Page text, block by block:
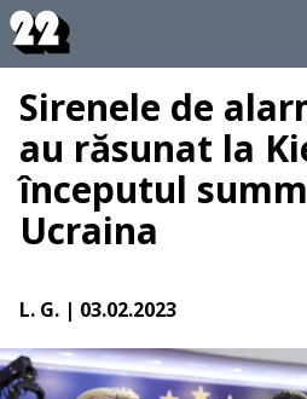
Sirenele de
au răsunat la
începutul
Ucraina
L. G. | 03.02.2023